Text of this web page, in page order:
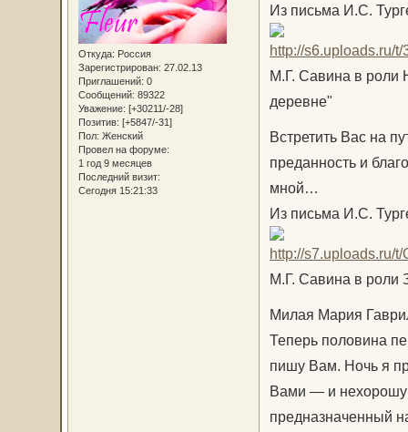
Откуда: Россия
Зарегистрирован: 27.02.13
Приглашений: 0
Сообщений: 89322
Уважение: [+30211/-28]
Позитив: [+5847/-31]
Пол: Женский
Провел на форуме:
1 год 9 месяцев
Последний визит:
Сегодня 15:21:33
Из письма И.С.
М.Г. Савина в роли
деревне"
Встретить Вас на
преданность и
мной…
Из письма И.С.
М.Г. Савина в роли
Милая Мария
Теперь половина
пишу Вам. Ночь я
Вами — и
предназначенный